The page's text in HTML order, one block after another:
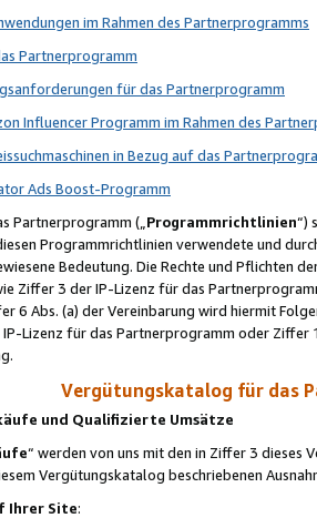
im Rahmen des Partnerprogramms
Partnerprogramm
für das Partnerprogramm
Influencer Programm im Rahmen des
in Bezug auf das
Ads Boost-Programm
Partnerprogramm („Programmrichtlinien“)
Programmrichtlinien verwendete und
Bedeutung. Die Rechte und Pflichten
Ziffer 3 der IP-Lizenz für das
6 Abs. (a) der Vereinbarung wird hiermit
Lizenz für das Partnerprogramm oder
Vergütungskatalog für das
und Qualifizierte Umsätze
“ werden von uns mit den in Ziffer 3
Vergütungskatalog beschriebenen
Ihrer Site: